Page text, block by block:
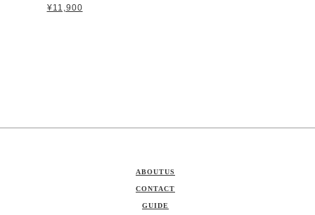
¥11,900
ABOUTUS
CONTACT
GUIDE